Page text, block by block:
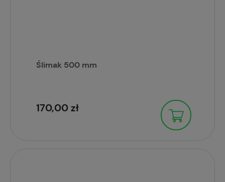
Ślimak 500 mm
170,00 zł